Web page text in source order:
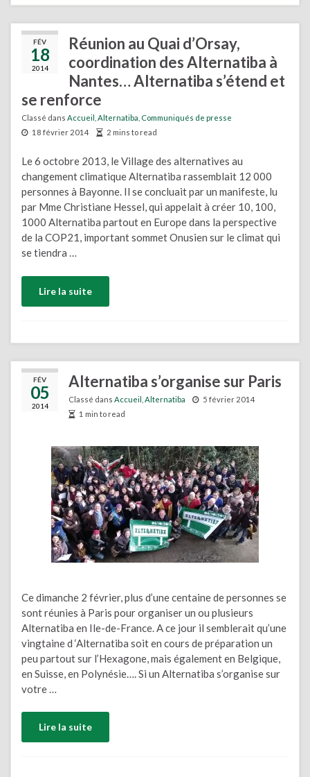
FÉV
18
2014
Réunion au Quai d’Orsay,
coordination des Alternatiba à
Nantes… Alternatiba s’étend et
se renforce
Classé dans Accueil Alternatiba Communiqués de presse
18 février 2014
2 mins to read
Le 6 octobre 2013, le Village des alternatives au
changement climatique Alternatiba rassemblait 12 000
personnes à Bayonne. Il se concluait par un manifeste, lu
par Mme Christiane Hessel, qui appelait à créer 10, 100,
1000 Alternatiba partout en Europe dans la perspective
de la COP21, important sommet Onusien sur le climat qui
se tiendra …
Lire la suite
FÉV
05
2014
Alternatiba s’organise sur Paris
Classé dans Accueil Alternatiba
5 février 2014
1 min to read
Ce dimanche 2 février, plus d’une centaine de personnes se
sont réunies à Paris pour organiser un ou plusieurs
Alternatiba en Ile-de-France. A ce jour il semblerait qu’une
vingtaine d ‘Alternatiba soit en cours de préparation un
peu partout sur l’Hexagone, mais également en Belgique,
en Suisse, en Polynésie…. Si un Alternatiba s’organise sur
votre …
Lire la suite